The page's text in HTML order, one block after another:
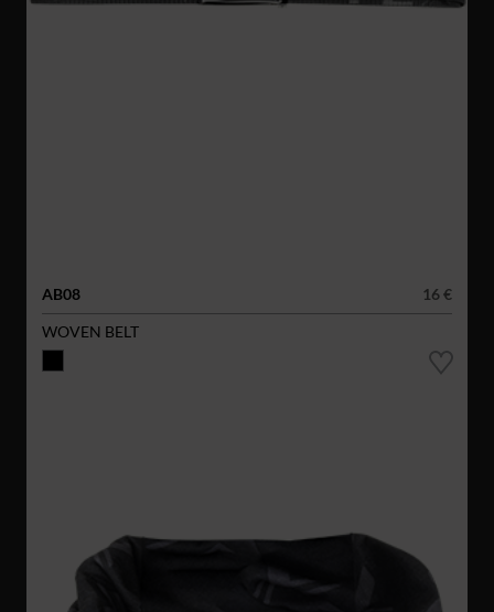
AB08
16 €
WOVEN BELT